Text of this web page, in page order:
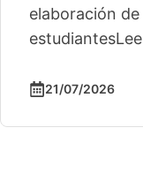
elaboración
estudiantes
21/07/2026